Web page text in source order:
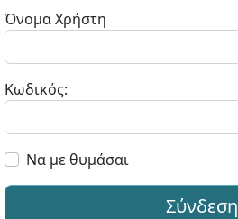
Όνομα Χρήστη
Κωδικός:
Να με θυμάσαι
Σύνδεση